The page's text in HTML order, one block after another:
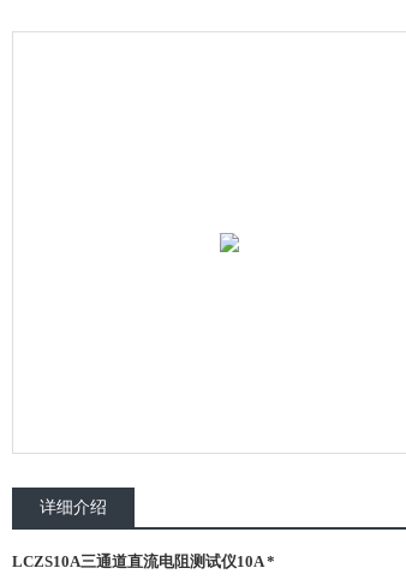
详细介绍
LCZS10A三通道直流电阻测试仪10A *